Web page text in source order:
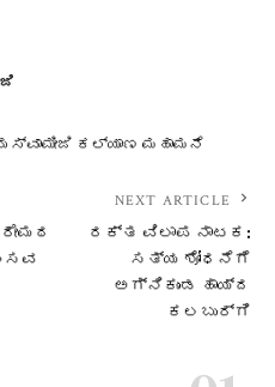
ಸ್ವಾಮೀಜಿ ಕಲ್ಯಾಣ ಮಹಾಮನೆ
NEXT ARTICLE
ರಕ್ತ ವಿಲಾಪ ನಾಟಕ:
ಸತ್ಯ ಶೋಧನೆಗೆ
ಅಗ್ನಿಕುಂಡ ಹಾಯ್ದ
ಕಲಬುರ್ಗಿ